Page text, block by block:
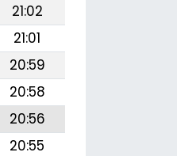
21:02
21:01
20:59
20:58
20:56
20:55